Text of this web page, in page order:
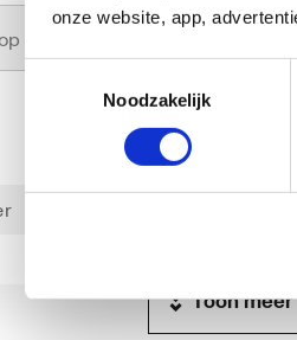
onze website, app,
Toestemmingsselectie
Noodzakelijk
Toon meer